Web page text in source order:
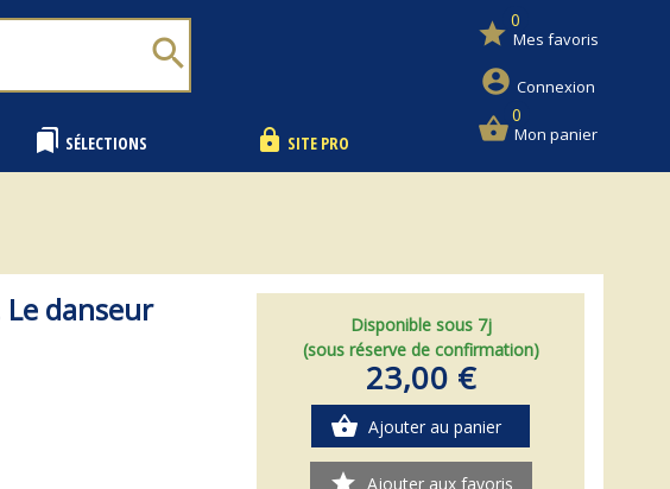
search
bookmarks SÉLECTIONS lock SITE PRO
star 0
Mes favoris
account_circle Connexion
shopping_basket0
Mon panier
danseur
Disponible sous 7j
(sous réserve de confirmation)
23,00 €
shopping_basket Ajouter au panier
star Ajouter aux favoris